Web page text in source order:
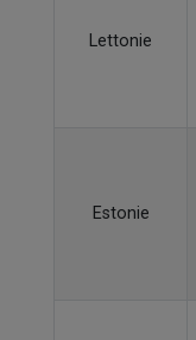
Lettonie
Estonie